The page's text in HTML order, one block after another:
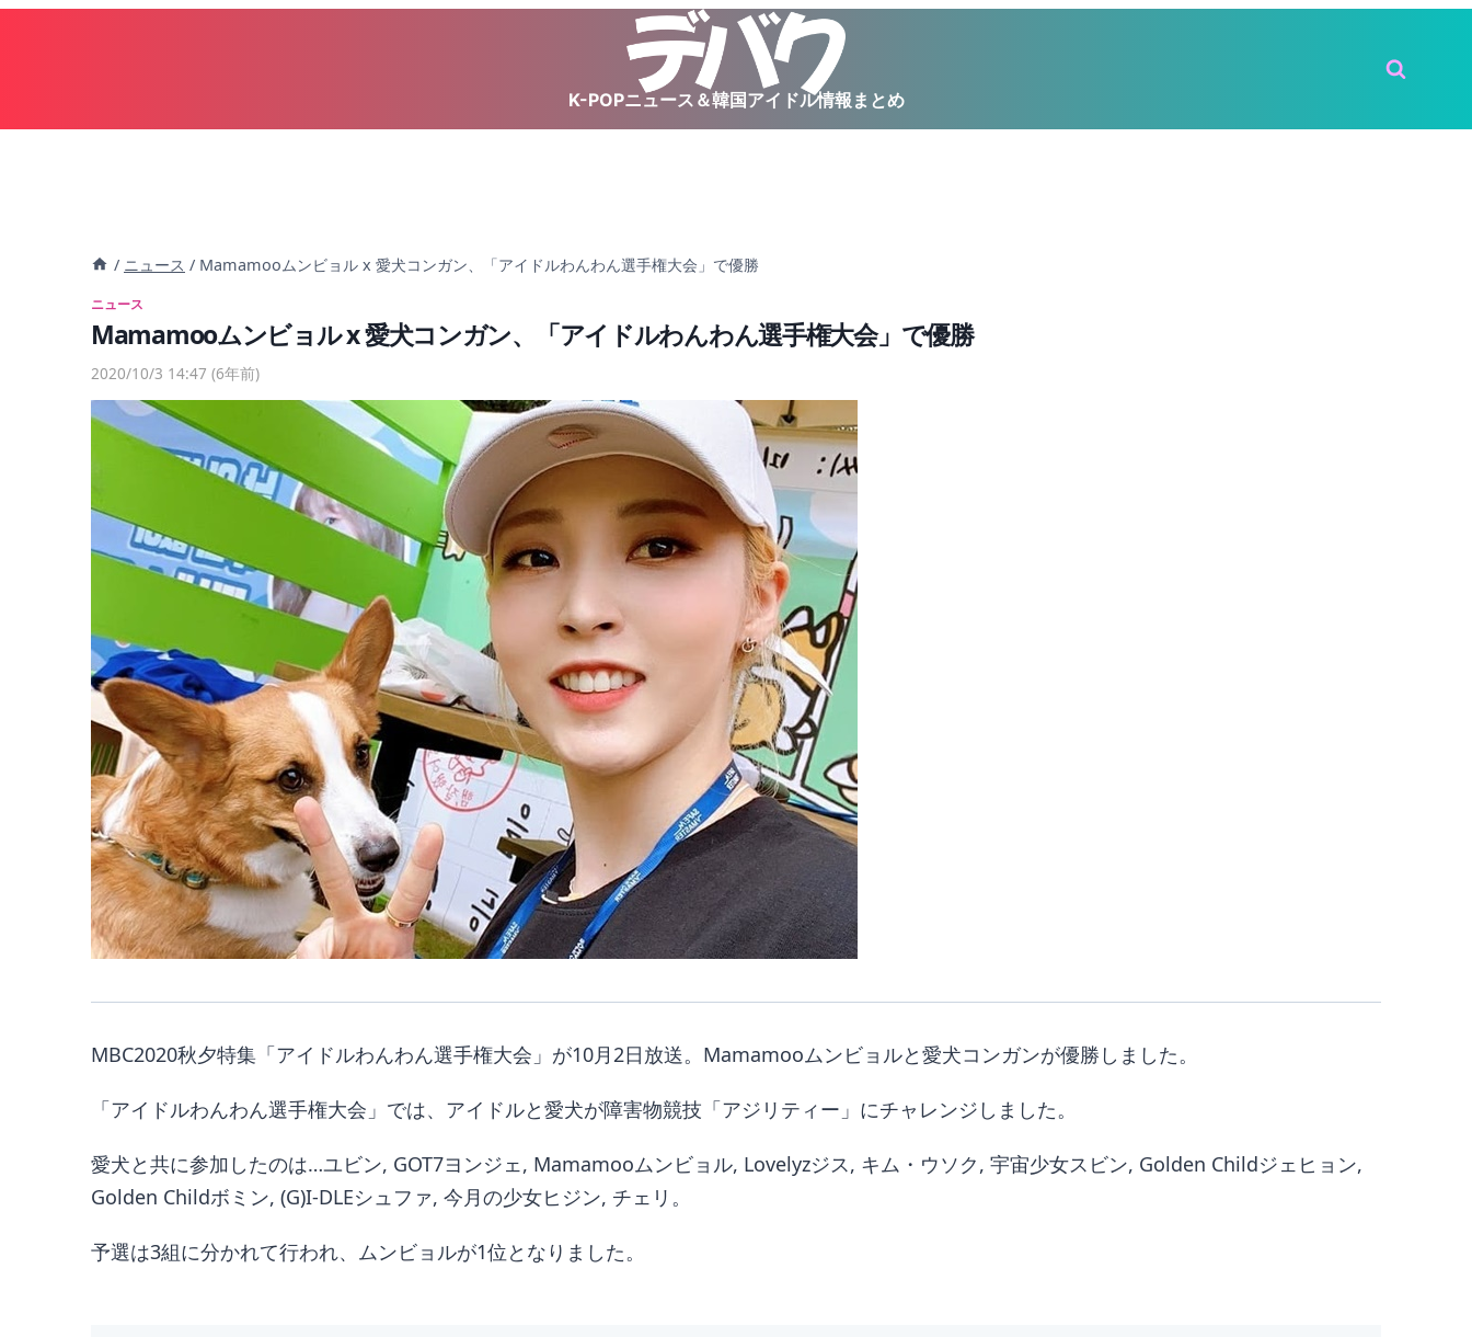
K-POPニュース＆韓国アイドル情報まとめ
/ ニュース / Mamamooムンビョル x 愛犬コンガン、「アイドルわんわん選手権大会」で優勝
ニュース
Mamamooムンビョル x 愛犬コンガン、「アイドルわんわん選手権大会」で優勝
2020/10/3 14:47 (6年前)
MBC2020秋夕特集「アイドルわんわん選手権大会」が10月2日放送。Mamamooムンビョルと愛犬コンガンが優勝しました。
「アイドルわんわん選手権大会」では、アイドルと愛犬が障害物競技「アジリティー」にチャレンジしました。
愛犬と共に参加したのは…ユビン, GOT7ヨンジェ, Mamamooムンビョル, Lovelyzジス, キム・ウソク, 宇宙少女スビン, Golden Childジェヒョン,
Golden Childボミン, (G)I-DLEシュファ, 今月の少女ヒジン, チェリ。
予選は3組に分かれて行われ、ムンビョルが1位となりました。